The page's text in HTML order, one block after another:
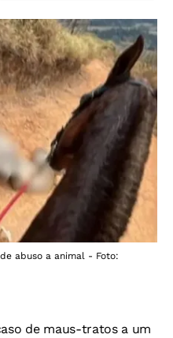
abuso a animal - Foto:
de maus-tratos a um